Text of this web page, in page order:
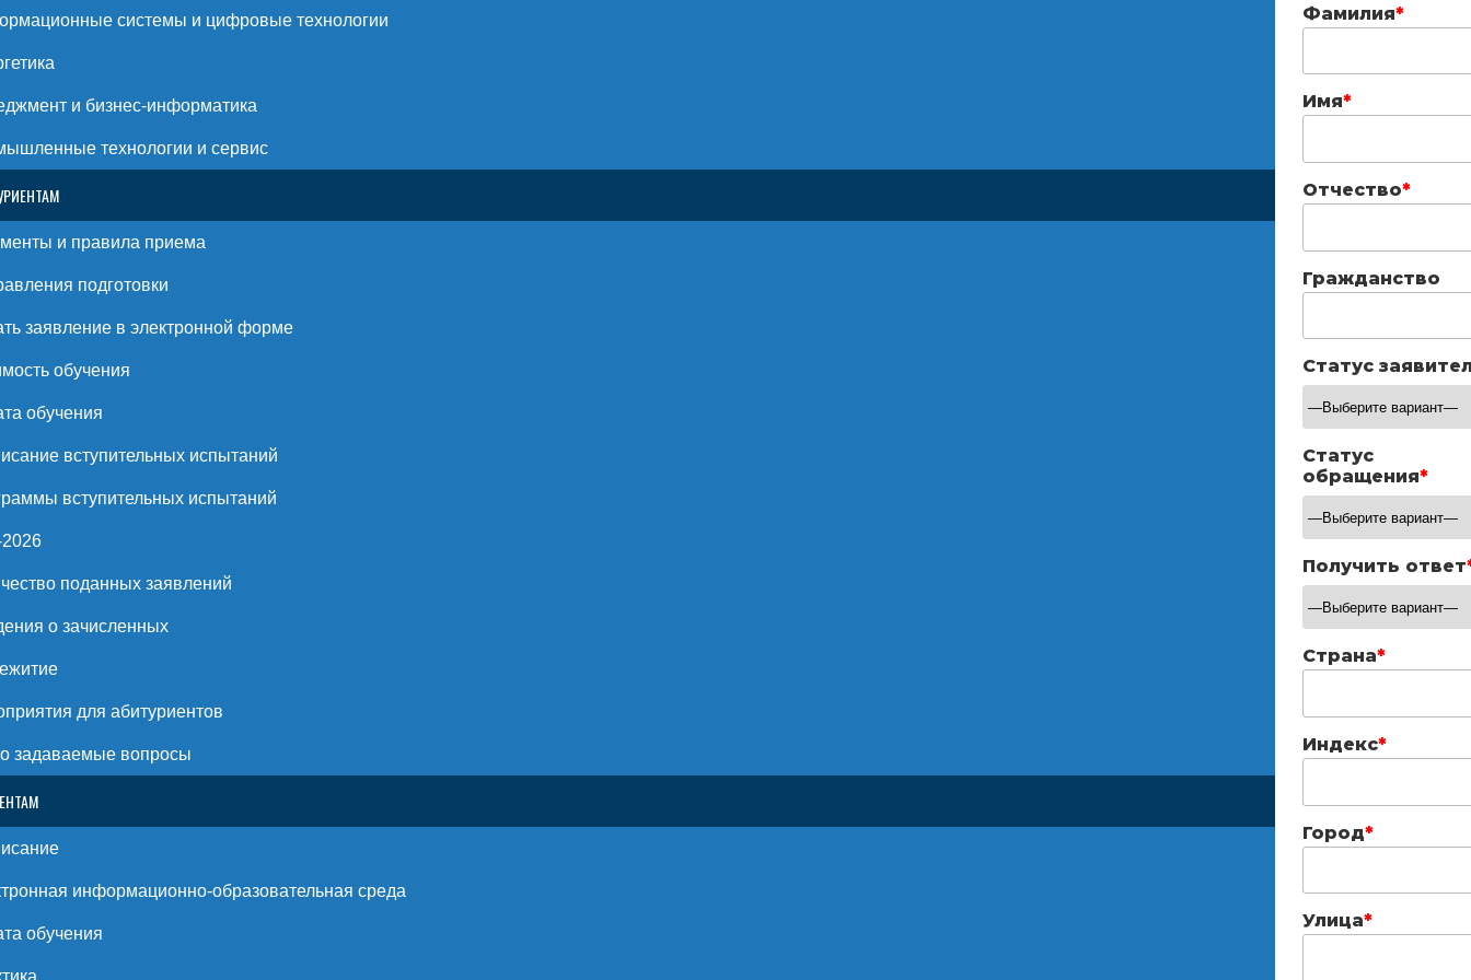
системы и цифровые технологии
и бизнес-информатика
технологии и сервис
и правила приема
подготовки
заявление в электронной форме
обучения
обучения
вступительных испытаний
вступительных испытаний
поданных заявлений
о зачисленных
для абитуриентов
задаваемые вопросы
информационно-образовательная среда
обучения
Фамилия*
Имя*
Отчество*
Гражданство
Статус
Статус
обращения*
Получить ответ
Страна*
Индекс*
Город*
Улица*